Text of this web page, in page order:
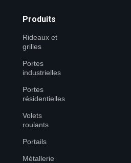
Produits
Rideaux et
grilles
Portes
industrielles
Portes
résidentielles
Volets
roulants
Portails
Métallerie